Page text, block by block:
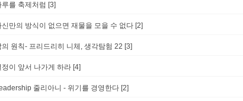
루를 축제처럼 [3]
신만의 방식이 없으면 재물을 모을 수 없다 [2]
의 원칙- 프리드리히 니체, 생각탐험 22 [3]
정이 앞서 나가게 하라 [4]
줄리아니 - 위기를 경영한다 [2]